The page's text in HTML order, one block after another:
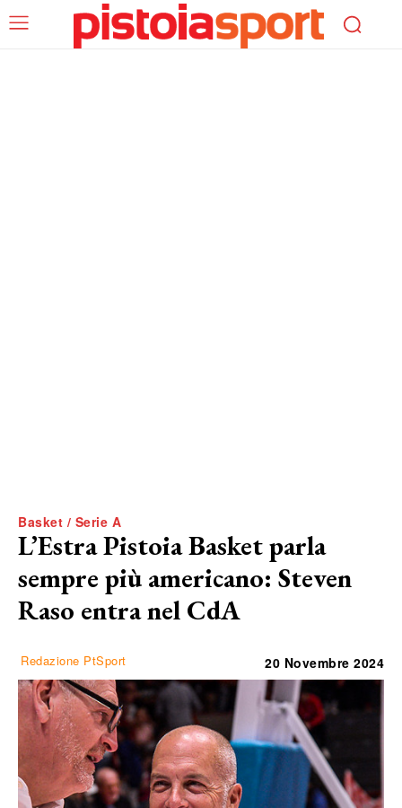
Basket / Serie A
L’Estra Pistoia Basket parla
sempre più americano: Steven
Raso entra nel CdA
Redazione PtSport 20 Novembre 2024